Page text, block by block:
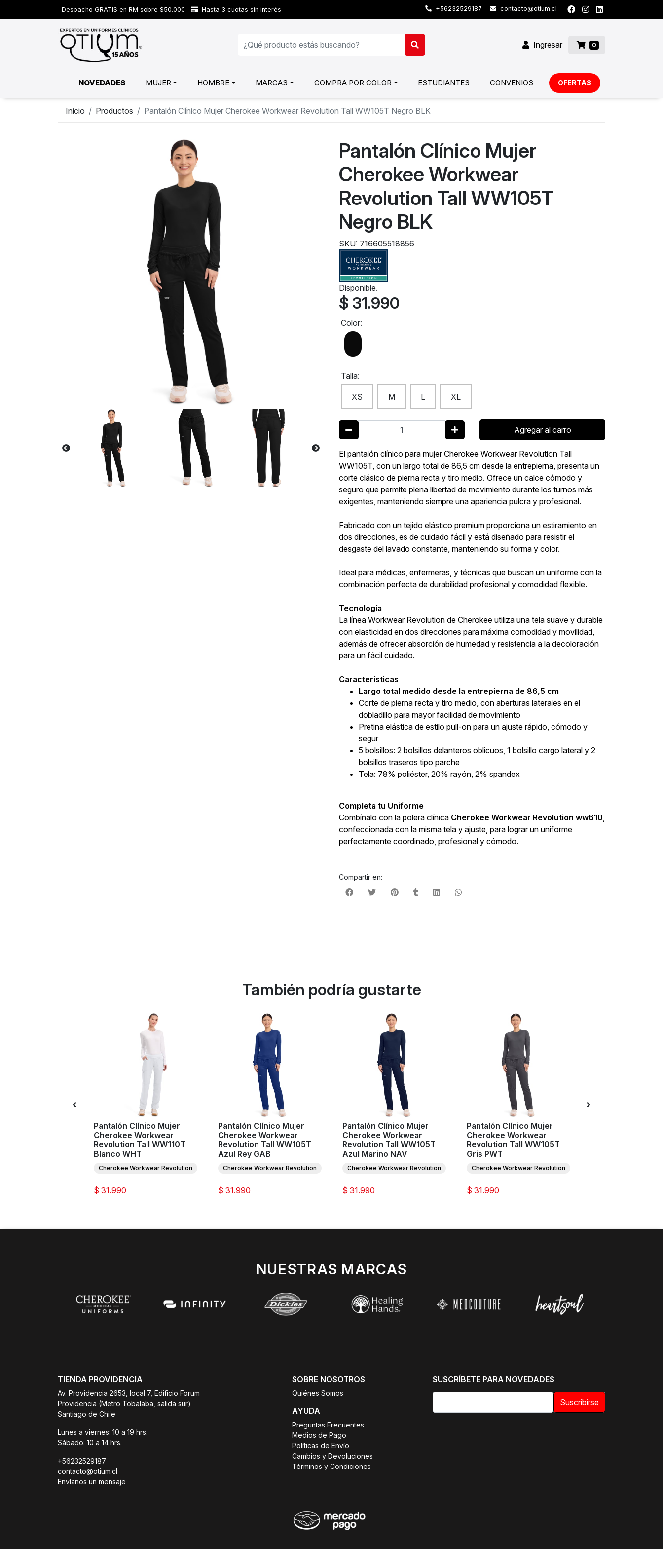
Despacho GRATIS en RM sobre $50.000 Hasta 3 cuotas sin interés +56232529187 contacto@otium.cl
Ingresar 0
NOVEDADES MUJER HOMBRE MARCAS COMPRA POR COLOR ESTUDIANTES CONVENIOS OFERTAS
Inicio Productos Pantalón Clínico Mujer Cherokee Workwear Revolution Tall WW105T Negro BLK
Pantalón Clínico Mujer
Cherokee Workwear
Revolution Tall WW105T
Negro BLK
SKU: 716605518856
Disponible.
$ 31.990
Color:
Talla:
XS M L XL
Agregar al carro
El pantalón clínico para mujer Cherokee Workwear Revolution Tall
WW105T, con un largo total de 86,5 cm desde la entrepierna, presenta un
corte clásico de pierna recta y tiro medio. Ofrece un calce cómodo y
seguro que permite plena libertad de movimiento durante los turnos más
exigentes, manteniendo siempre una apariencia pulcra y profesional.
Fabricado con un tejido elástico premium proporciona un estiramiento en
dos direcciones, es de cuidado fácil y está diseñado para resistir el
desgaste del lavado constante, manteniendo su forma y color.
Ideal para médicas, enfermeras, y técnicas que buscan un uniforme con la
combinación perfecta de durabilidad profesional y comodidad flexible.
Tecnología
La línea Workwear Revolution de Cherokee utiliza una tela suave y durable
con elasticidad en dos direcciones para máxima comodidad y movilidad,
además de ofrecer absorción de humedad y resistencia a la decoloración
para un fácil cuidado.
Características
Largo total medido desde la entrepierna de 86,5 cm
Corte de pierna recta y tiro medio, con aberturas laterales en el
dobladillo para mayor facilidad de movimiento
Pretina elástica de estilo pull-on para un ajuste rápido, cómodo y
segur
5 bolsillos: 2 bolsillos delanteros oblicuos, 1 bolsillo cargo lateral y 2
bolsillos traseros tipo parche
Tela: 78% poliéster, 20% rayón, 2% spandex
Completa tu Uniforme
Combínalo con la polera clínica Cherokee Workwear Revolution ww610
confeccionada con la misma tela y ajuste, para lograr un uniforme
perfectamente coordinado, profesional y cómodo.
Compartir en:
También podría gustarte
Pantalón Clínico Mujer
Cherokee Workwear
Revolution Tall WW110T
Blanco WHT
Cherokee Workwear Revolution
$ 31.990
Pantalón Clínico Mujer
Cherokee Workwear
Revolution Tall WW105T
Azul Rey GAB
Cherokee Workwear Revolution
$ 31.990
Pantalón Clínico Mujer
Cherokee Workwear
Revolution Tall WW105T
Azul Marino NAV
Cherokee Workwear Revolution
$ 31.990
Pantalón Clínico Mujer
Cherokee Workwear
Revolution Tall WW105T
Gris PWT
Cherokee Workwear Revolution
$ 31.990
NUESTRAS MARCAS
TIENDA PROVIDENCIA
Av. Providencia 2653, local 7, Edificio Forum
Providencia (Metro Tobalaba, salida sur)
Santiago de Chile
Lunes a viernes: 10 a 19 hrs.
Sábado: 10 a 14 hrs.
+56232529187
contacto@otium.cl
Envíanos un mensaje
SOBRE NOSOTROS
Quiénes Somos
AYUDA
Preguntas Frecuentes
Medios de Pago
Políticas de Envío
Cambios y Devoluciones
Términos y Condiciones
SUSCRÍBETE PARA NOVEDADES
Suscribirse